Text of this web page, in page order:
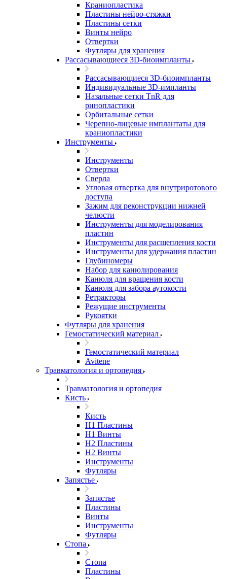
Краниопластика
Пластины нейро-стяжки
Пластины сетки
Винты нейро
Отвертки
Футляры для хранения
Рассасывающиеся 3D-биоимпланты
Рассасывающиеся 3D-биоимпланты
Индивидуальные 3D-импланты
Назальные сетки TnR для
ринопластики
Орбитальные сетки
Черепно-лицевые имплантаты для
краниопластики
Инструменты
Инструменты
Отвертки
Сверла
Угловая отвертка для внутриротового
доступа
Зажим для реконструкции нижней
челюсти
Инструменты для моделирования
пластин
Инструменты для расщепления кости
Инструменты для удержания пластин
Глубиномеры
Набор для канюлирования
Канюля для вращения кости
Канюля для забора аутокости
Ретракторы
Режущие инструменты
Рукоятки
Футляры для хранения
Гемостатический материал
Гемостатический материал
Avitene
Травматология и ортопедия
Травматология и ортопедия
Кисть
Кисть
H1 Пластины
H1 Винты
H2 Пластины
H2 Винты
Инструменты
Футляры
Запястье
Запястье
Пластины
Винты
Инструменты
Футляры
Стопа
Стопа
Пластины